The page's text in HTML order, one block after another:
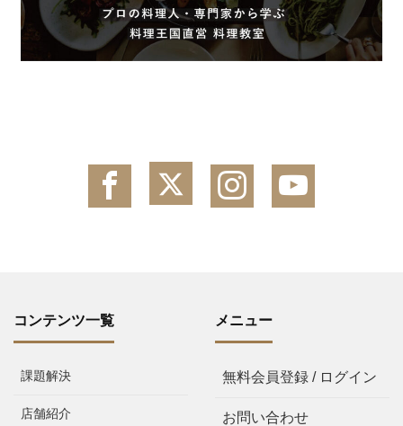
コンテンツ一覧
課題解決
店舗紹介
メニュー
無料会員登録 / ログイン
お問い合わせ